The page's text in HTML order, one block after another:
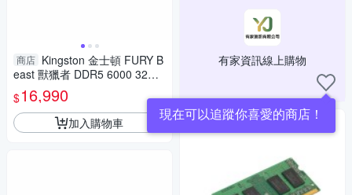
商店 Kingston 金士頓 FURY B
east 獸獵者 DDR5 6000 32G
桌上型超頻記憶體 KF560C36B
BE2-32
$16,990
加入購物車
有家資訊線上購物
現在可以追蹤你喜愛的商店！